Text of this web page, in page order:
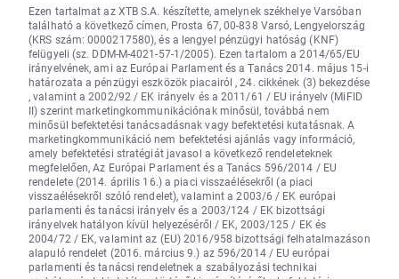
Ezen tartalmat az XTB S.A. készítette, amelynek székhelye Varsóban
található a következő címen, Prosta 67, 00-838 Varsó, Lengyelország
(KRS szám: 0000217580), és a lengyel pénzügyi hatóság (KNF)
felügyeli (sz. DDM-M-4021-57-1/2005). Ezen tartalom a 2014/65/EU
irányelvének, ami az Európai Parlament és a Tanács 2014. május 15-i
határozata a pénzügyi eszközök piacairól , 24. cikkének (3) bekezdése
, valamint a 2002/92 / EK irányelv és a 2011/61 / EU irányelv (MiFID
II) szerint marketingkommunikációnak minősül, továbbá nem
minősül befektetési tanácsadásnak vagy befektetési kutatásnak. A
marketingkommunikáció nem befektetési ajánlás vagy információ,
amely befektetési stratégiát javasol a következő rendeleteknek
megfelelően, Az Európai Parlament és a Tanács 596/2014 / EU
rendelete (2014. április 16.) a piaci visszaélésekről (a piaci
visszaélésekről szóló rendelet), valamint a 2003/6 / EK európai
parlamenti és tanácsi irányelv és a 2003/124 / EK bizottsági
irányelvek hatályon kívül helyezéséről / EK, 2003/125 / EK és
2004/72 / EK, valamint az (EU) 2016/958 bizottsági felhatalmazáson
alapuló rendelet (2016. március 9.) az 596/2014 / EU európai
parlamenti és tanácsi rendeletnek a szabályozási technikai